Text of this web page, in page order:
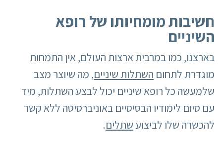
חשיבות מומחיותו של רופא
השיניים
בארצנו, כמו במרבית ארצות העולם, אין התמחות
מוגדרת לתחום השתלות שיניים, מה שיוצר מצב
שלמעשה כל רופא שיניים יכול לבצע השתלות, מיד
עם סיום לימודיו הבסיסיים באוניברסיטה ללא קשר
להכשרה שלו לביצוע שתלים.